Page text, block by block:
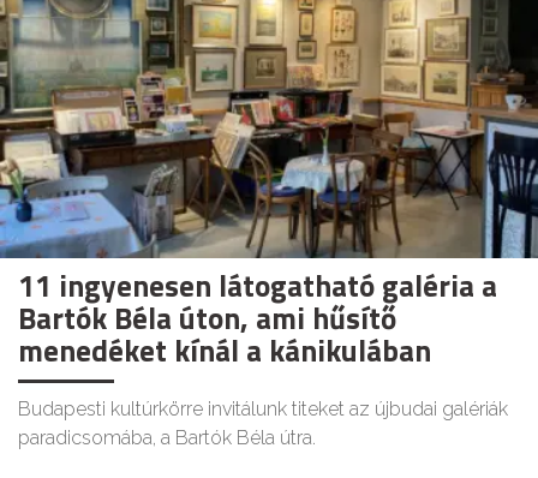
11 ingyenesen látogatható galéria a
Bartók Béla úton, ami hűsítő
menedéket kínál a kánikulában
Budapesti kultúrkörre invitálunk titeket az újbudai galériák
paradicsomába, a Bartók Béla útra.